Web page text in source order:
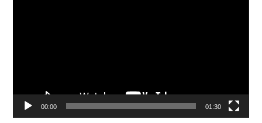
00:00 01:30